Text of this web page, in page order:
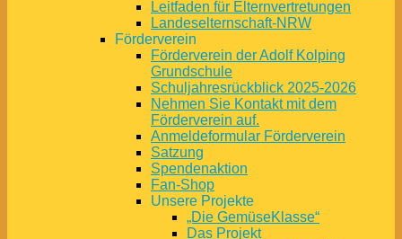
Leitfaden für Elternvertretungen
Landeselternschaft-NRW
Förderverein
Förderverein der Adolf Kolping
Grundschule
Schuljahresrückblick 2025-2026
Nehmen Sie Kontakt mit dem
Förderverein auf.
Anmeldeformular Förderverein
Satzung
Spendenaktion
Fan-Shop
Unsere Projekte
„Die GemüseKlasse“
Das Projekt